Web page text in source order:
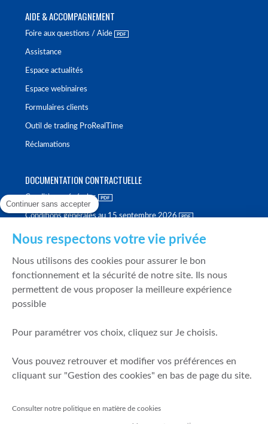
AIDE & ACCOMPAGNEMENT
Foire aux questions / Aide
Assistance
Espace actualités
Espace webinaires
Formulaires clients
Outil de trading ProRealTime
Réclamations
DOCUMENTATION CONTRACTUELLE
Conditions générales
Conditions générales au 15 septembre 2026
Politique de meilleure sélection
Politique de durabilité
Fonds de garantie des dépôts et de résolution
Mentions légales
Prévention de la fraude
Continuer sans accepter
Nous respectons votre vie privée
Nous utilisons des cookies pour assurer le bon
fonctionnement et la sécurité de notre site. Ils nous
permettent de vous proposer la meilleure expérience
possible
Pour paramétrer vos choix, cliquez sur Je choisis.
Vous pouvez retrouver et modifier vos préférences en
cliquant sur "Gestion des cookies" en bas de page du site.
Consulter notre politique en matière de cookies